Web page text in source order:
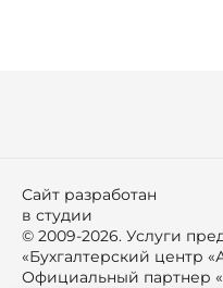
© 2009-2026. Услуги
«Бухгалтерский центр
Официальный партнер
Сайт разработан
в студии